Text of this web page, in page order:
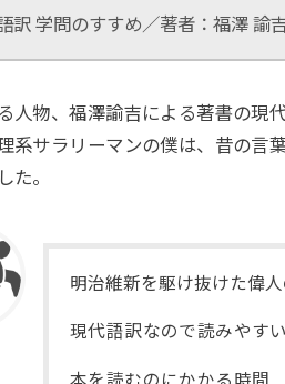
訳 学問のすすめ／著者：福澤 諭
人物、福澤諭吉による著書の現
系サラリーマンの僕は、昔の言
た。
明治維新を駆け抜けた偉
現代語訳なので読みやすい
本を読むのにかかる時間